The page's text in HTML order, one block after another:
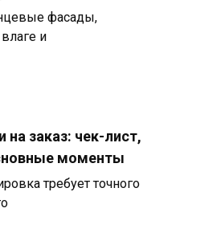
фасады,
и
на заказ: чек-лист,
моменты
требует точного